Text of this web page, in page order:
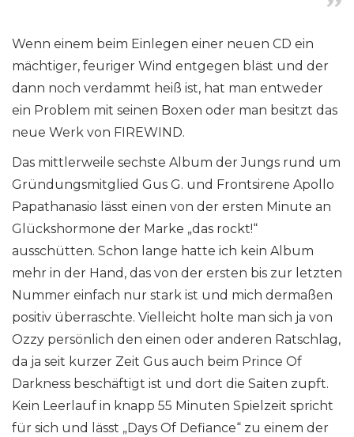
Wenn einem beim Einlegen einer neuen CD ein
mächtiger, feuriger Wind entgegen bläst und der
dann noch verdammt heiß ist, hat man entweder
ein Problem mit seinen Boxen oder man besitzt das
neue Werk von FIREWIND.
Das mittlerweile sechste Album der Jungs rund um
Gründungsmitglied Gus G. und Frontsirene Apollo
Papathanasio lässt einen von der ersten Minute an
Glückshormone der Marke „das rockt!“
ausschütten. Schon lange hatte ich kein Album
mehr in der Hand, das von der ersten bis zur letzten
Nummer einfach nur stark ist und mich dermaßen
positiv überraschte. Vielleicht holte man sich ja von
Ozzy persönlich den einen oder anderen Ratschlag,
da ja seit kurzer Zeit Gus auch beim Prince Of
Darkness beschäftigt ist und dort die Saiten zupft.
Kein Leerlauf in knapp 55 Minuten Spielzeit spricht
für sich und lässt „Days Of Defiance“ zu einem der